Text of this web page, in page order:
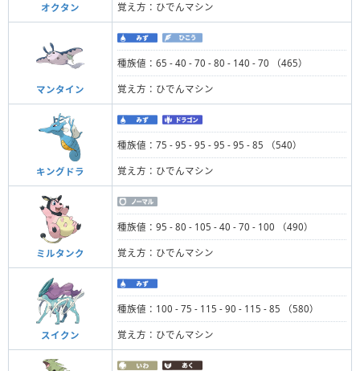
オクタン 覚え方：ひでんマシン
マンタイン
種族値：65 - 40 - 70 - 80 - 140 - 70 （465）
覚え方：ひでんマシン
キングドラ
種族値：75 - 95 - 95 - 95 - 95 - 85 （540）
覚え方：ひでんマシン
ミルタンク
種族値：95 - 80 - 105 - 40 - 70 - 100 （490）
覚え方：ひでんマシン
スイクン
種族値：100 - 75 - 115 - 90 - 115 - 85 （580）
覚え方：ひでんマシン